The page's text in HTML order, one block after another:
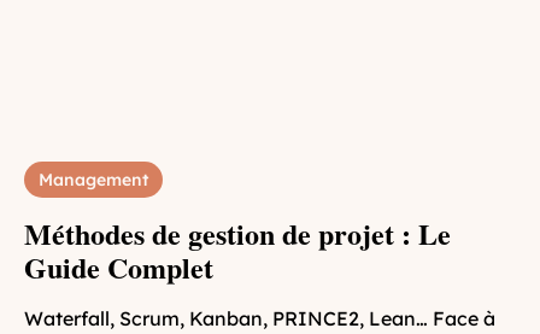
Management
Méthodes de gestion de projet : Le
Guide Complet
Waterfall, Scrum, Kanban, PRINCE2, Lean… Face à